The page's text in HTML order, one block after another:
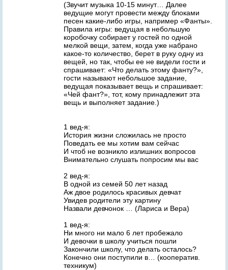
(Звучит музыка 10-15 минут… Далее
ведущие могут провести между блоками
песен какие-либо игры, например «Фанты».
Правила игры: ведущая в небольшую
коробочку собирает у гостей по одной
мелкой вещи, затем, когда уже набрано
какое-то количество, берет в руку одну из
вещей, но так, чтобы ее не видели гости и
спрашивает: «Что делать этому фанту?»,
гости называют небольшое задание,
ведущая показывает вещь и спрашивает:
«Чей фант?», тот, кому принадлежит эта
вещь и выполняет задание.)
1 вед-я:
История жизни сложилась не просто
Поведать ее мы хотим вам сейчас
И чтоб не возникло излишних вопросов
Внимательно слушать попросим мы вас
2 вед-я:
В одной из семей 50 лет назад
Аж двое родилось красивых девчат
Увидев родители эту картину
Назвали девчонок … (Лариса и Вера)
1 вед-я:
Ни много ни мало 6 лет пробежало
И девочки в школу учиться пошли
Закончили школу, что делать осталось?
Конечно они поступили в… (кооператив.
техникум)